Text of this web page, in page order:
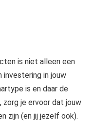
is niet alleen een
in jouw
is en daar de
je ervoor dat jouw
zijn (en jij jezelf ook).